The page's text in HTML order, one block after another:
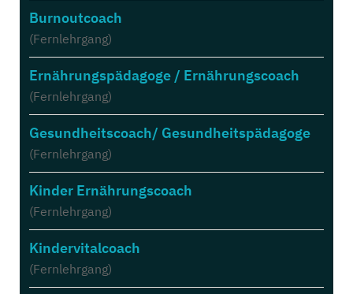
Burnoutcoach
(Fernlehrgang)
Ernährungspädagoge / Ernährungscoach
(Fernlehrgang)
Gesundheitscoach/ Gesundheitspädagoge
(Fernlehrgang)
Kinder Ernährungscoach
(Fernlehrgang)
Kindervitalcoach
(Fernlehrgang)